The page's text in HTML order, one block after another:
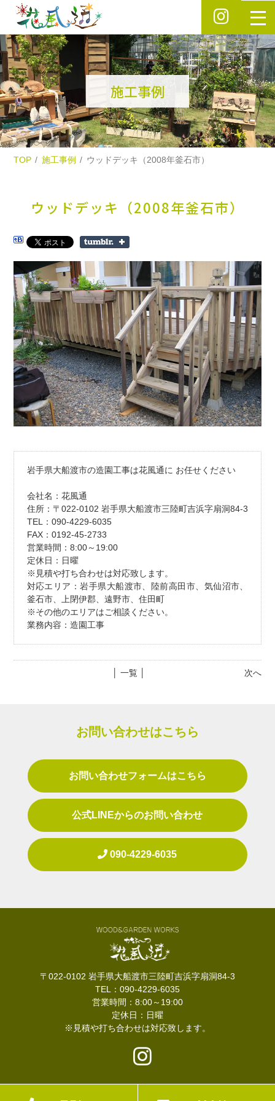
施工事例
TOP 施工事例 ウッドデッキ（2008年釜石市）
ウッドデッキ（2008年釜石市）
岩手県大船渡市の造園工事は花風通に お任せください
会社名：花風通
住所：〒022-0102 岩手県大船渡市三陸町吉浜字扇洞84-3
TEL：090-4229-6035
FAX：0192-45-2733
営業時間：8:00～19:00
定休日：日曜
※見積や打ち合わせは対応致します。
対応エリア：岩手県大船渡市、陸前高田市、気仙沼市、
釜石市、上閉伊郡、遠野市、住田町
※その他のエリアはご相談ください。
業務内容：造園工事
次へ
│ 一覧 │
お問い合わせはこちら
お問い合わせフォームはこちら
公式LINEからのお問い合わせ
090-4229-6035
〒022-0102 岩手県大船渡市三陸町吉浜字扇洞84-3
TEL：090-4229-6035
営業時間：8:00～19:00
定休日：日曜
※見積や打ち合わせは対応致します。